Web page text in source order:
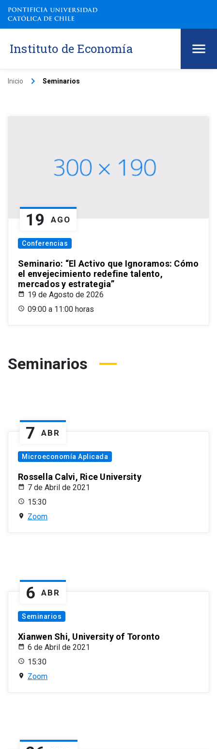
Instituto de Economía
Inicio keyboard_arrow_right Seminarios
19 AGO
Conferencias
Seminario: “El Activo que Ignoramos: Cómo
el envejecimiento redefine talento,
mercados y estrategia”
19 de Agosto de 2026
09:00 a 11:00 horas
Seminarios
7 ABR
Microeconomía Aplicada
Rossella Calvi, Rice University
7 de Abril de 2021
15:30
Zoom
6 ABR
Seminarios
Xianwen Shi, University of Toronto
6 de Abril de 2021
15:30
Zoom